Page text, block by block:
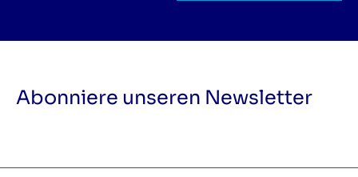
Abonniere unseren Newsletter